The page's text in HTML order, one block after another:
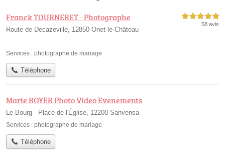
Franck TOURNERET - Photographe
Route de Decazeville, 12850 Onet-le-Château
5,0 étoiles sur 5
58 avis
Services : photographe de mariage
Téléphone
Marie BOYER Photo Video Evenements
Le Bourg - Place de l'Église, 12200 Sanvensa
Services : photographe de mariage
Téléphone